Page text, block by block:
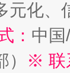
元化、
： 中
※ 联